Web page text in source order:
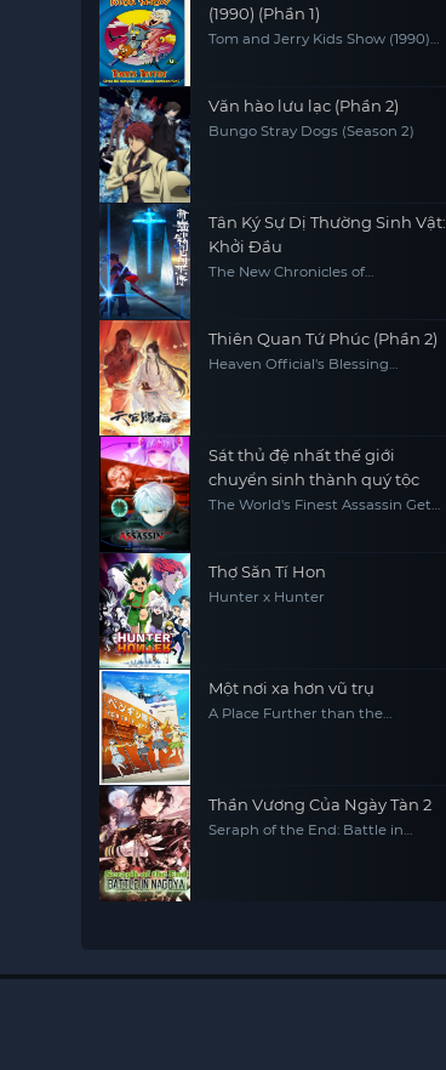
(1990) (Phần 1)
Tom and Jerry Kids Show (1990)
Văn hào lưu lạc (Phần 2)
Bungo Stray Dogs (Season 2)
Tân Ký Sự Dị Thường Sinh Vật:
Khởi Đầu
The New Chronicles of
Thiên Quan Tứ Phúc (Phần 2)
Heaven Official's Blessing
Sát thủ đệ nhất thế giới
chuyển sinh thành quý tộc
The World's Finest Assassin Gets
Tensei suru
Thợ Săn Tí Hon
Hunter x Hunter
Một nơi xa hơn vũ trụ
A Place Further than the
Thần Vương Của Ngày Tàn 2
Seraph of the End: Battle in